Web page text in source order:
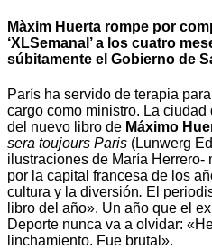
Màxim Huerta rompe por
‘XLSemanal’ a los cuatro
súbitamente el Gobierno de
París ha servido de terapia
cargo como ministro. La
del nuevo libro de Máximo
sera toujours Paris (Lunwerg
ilustraciones de María Herrero-
por la capital francesa de los
cultura y la diversión. El
libro del año». Un año que el
Deporte nunca va a olvidar:
linchamiento. Fue brutal».